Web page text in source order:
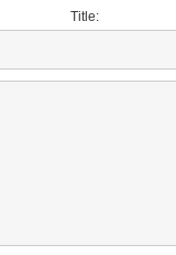
Title: